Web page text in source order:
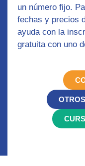
un número fijo.
fechas y precios
ayuda con la
gratuita con uno